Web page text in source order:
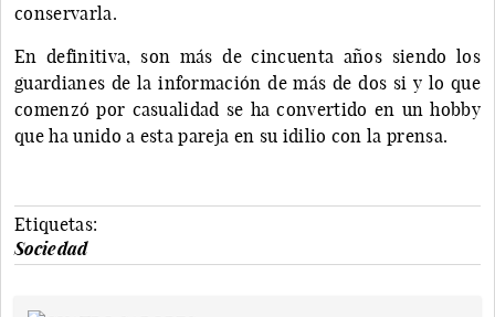
conservarla.
En definitiva, son más de cincuenta años siendo los
guardianes de la información de más de dos si y lo que
comenzó por casualidad se ha convertido en un hobby
que ha unido a esta pareja en su idilio con la prensa.
Etiquetas:
Sociedad